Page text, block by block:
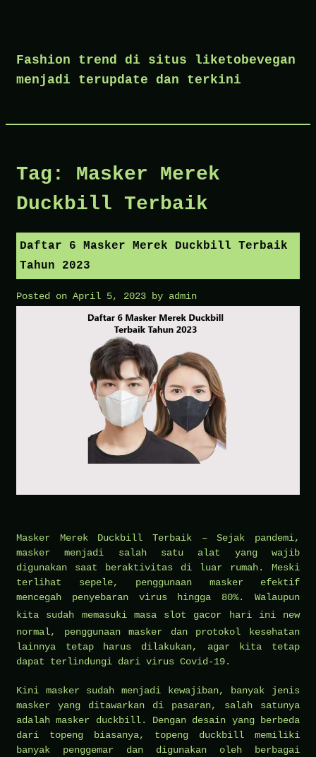
content
Fashion trend di situs liketobevegan
menjadi terupdate dan terkini
Tag: Masker Merek
Duckbill Terbaik
Daftar 6 Masker Merek Duckbill Terbaik
Tahun 2023
Posted on April 5, 2023 by admin
Masker Merek Duckbill Terbaik – Sejak pandemi,
masker menjadi salah satu alat yang wajib
digunakan saat beraktivitas di luar rumah. Meski
terlihat sepele, penggunaan masker efektif
mencegah penyebaran virus hingga 80%. Walaupun
kita sudah memasuki masa slot gacor hari ininew
normal, penggunaan masker dan protokol kesehatan
lainnya tetap harus dilakukan, agar kita tetap
dapat terlindungi dari virus Covid-19.
Kini masker sudah menjadi kewajiban, banyak jenis
masker yang ditawarkan di pasaran, salah satunya
adalah masker duckbill. Dengan desain yang berbeda
dari topeng biasanya, topeng duckbill memiliki
banyak penggemar dan digunakan oleh berbagai